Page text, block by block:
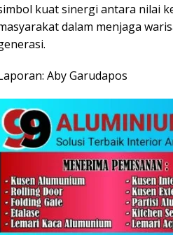
kuat sinergi antara nilai
dalam menjaga
Aby Garudapos